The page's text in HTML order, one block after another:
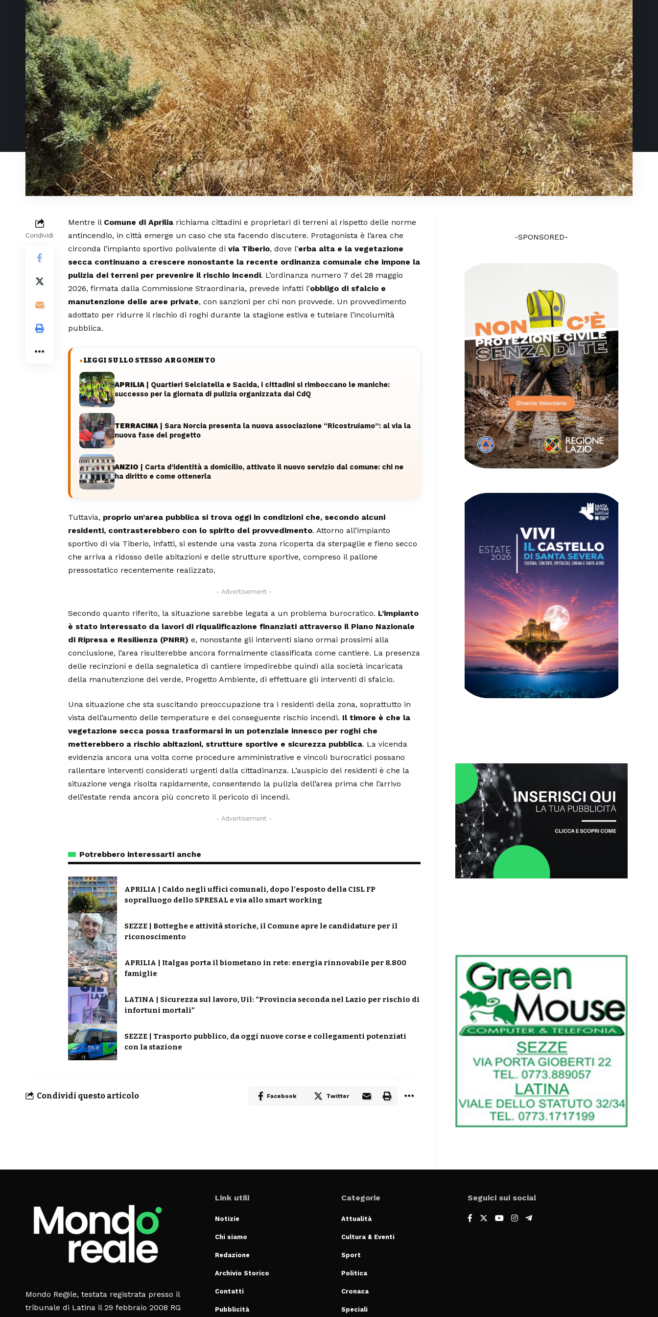
Condividi
Mentre il Comune di Aprilia richiama cittadini e proprietari di terreni al rispetto delle norme
antincendio, in città emerge un caso che sta facendo discutere. Protagonista è l’area che
circonda l’impianto sportivo polivalente di via Tiberio, dove l’erba alta e la vegetazione
secca continuano a crescere nonostante la recente ordinanza comunale che impone la
pulizia dei terreni per prevenire il rischio incendi. L’ordinanza numero 7 del 28 maggio
2026, firmata dalla Commissione Straordinaria, prevede infatti l’obbligo di sfalcio e
manutenzione delle aree private, con sanzioni per chi non provvede. Un provvedimento
adottato per ridurre il rischio di roghi durante la stagione estiva e tutelare l’incolumità
pubblica.
●LEGGI SULLO STESSO ARGOMENTO
APRILIA | Quartieri Selciatella e Sacida, i cittadini si rimboccano le maniche:
successo per la giornata di pulizia organizzata dai CdQ
TERRACINA | Sara Norcia presenta la nuova associazione “Ricostruiamo”: al via la
nuova fase del progetto
ANZIO | Carta d’identità a domicilio, attivato il nuovo servizio dal comune: chi ne
ha diritto e come ottenerla
Tuttavia, proprio un’area pubblica si trova oggi in condizioni che, secondo alcuni
residenti, contrasterebbero con lo spirito del provvedimento. Attorno all’impianto
sportivo di via Tiberio, infatti, si estende una vasta zona ricoperta da sterpaglie e fieno secco
che arriva a ridosso delle abitazioni e delle strutture sportive, compreso il pallone
pressostatico recentemente realizzato.
- Advertisement -
Secondo quanto riferito, la situazione sarebbe legata a un problema burocratico. L’impianto
è stato interessato da lavori di riqualificazione finanziati attraverso il Piano Nazionale
di Ripresa e Resilienza (PNRR) e, nonostante gli interventi siano ormai prossimi alla
conclusione, l’area risulterebbe ancora formalmente classificata come cantiere. La presenza
delle recinzioni e della segnaletica di cantiere impedirebbe quindi alla società incaricata
della manutenzione del verde, Progetto Ambiente, di effettuare gli interventi di sfalcio.
Una situazione che sta suscitando preoccupazione tra i residenti della zona, soprattutto in
vista dell’aumento delle temperature e del conseguente rischio incendi. Il timore è che la
vegetazione secca possa trasformarsi in un potenziale innesco per roghi che
metterebbero a rischio abitazioni, strutture sportive e sicurezza pubblica. La vicenda
evidenzia ancora una volta come procedure amministrative e vincoli burocratici possano
rallentare interventi considerati urgenti dalla cittadinanza. L’auspicio dei residenti è che la
situazione venga risolta rapidamente, consentendo la pulizia dell’area prima che l’arrivo
dell’estate renda ancora più concreto il pericolo di incendi.
- Advertisement -
Potrebbero interessarti anche
APRILIA | Caldo negli uffici comunali, dopo l’esposto della CISL FP
sopralluogo dello SPRESAL e via allo smart working
SEZZE | Botteghe e attività storiche, il Comune apre le candidature per il
riconoscimento
APRILIA | Italgas porta il biometano in rete: energia rinnovabile per 8.800
famiglie
LATINA | Sicurezza sul lavoro, Uil: “Provincia seconda nel Lazio per rischio di
infortuni mortali”
SEZZE | Trasporto pubblico, da oggi nuove corse e collegamenti potenziati
con la stazione
Condividi questo articolo Facebook Twitter
-SPONSORED-
Mondo Re@le, testata registrata presso il
tribunale di Latina il 29 febbraio 2008 RG
Link utili
Notizie
Chi siamo
Redazione
Archivio Storico
Contatti
Pubblicità
Categorie
Attualità
Cultura & Eventi
Sport
Politica
Cronaca
Speciali
Seguici sui social